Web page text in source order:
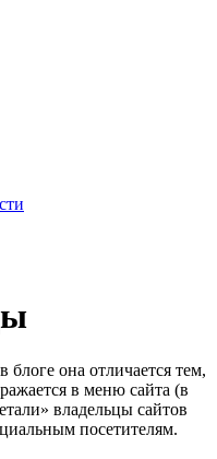
она отличается тем,
в меню сайта (в
владельцы сайтов
посетителям.